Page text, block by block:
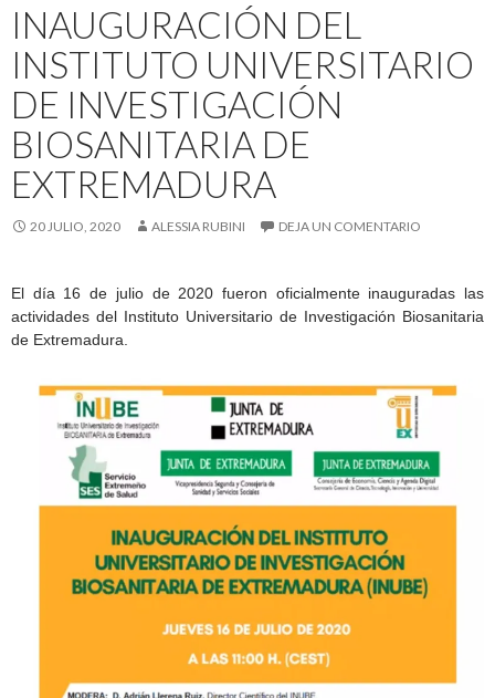
INAUGURACIÓN DEL
INSTITUTO UNIVERSITARIO
DE INVESTIGACIÓN
BIOSANITARIA DE
EXTREMADURA
20 JULIO, 2020 ALESSIA RUBINI DEJA UN COMENTARIO
El día 16 de julio de 2020 fueron oficialmente inauguradas las
actividades del Instituto Universitario de Investigación Biosanitaria
de Extremadura.